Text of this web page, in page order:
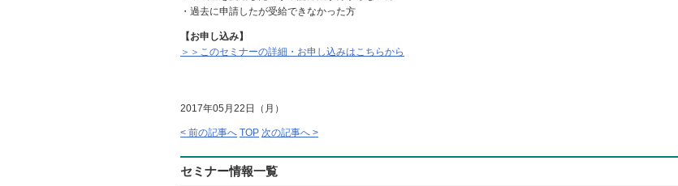
・過去に申請したが受給できなかった方
【お申し込み】
＞＞このセミナーの詳細・お申し込みはこちらから
2017年05月22日（月）
< 前の記事へ TOP 次の記事へ >
セミナー情報一覧